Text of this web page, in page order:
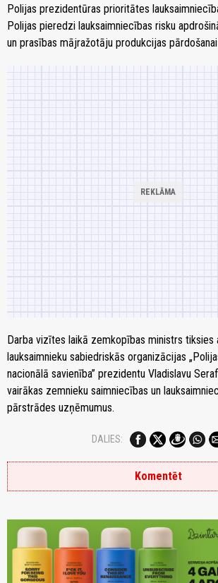
Polijas prezidentūras prioritātes
Polijas pieredzi lauksaimniecības risku
un prasības mājražotāju produkcijas
Darba vizītes laikā zemkopības ministrs tiksies
lauksaimnieku sabiedriskās organizācijas
nacionālā savienība” prezidentu Vladislavu
vairākas zemnieku saimniecības un
pārstrādes uzņēmumus.
DALIES:
Komentēt